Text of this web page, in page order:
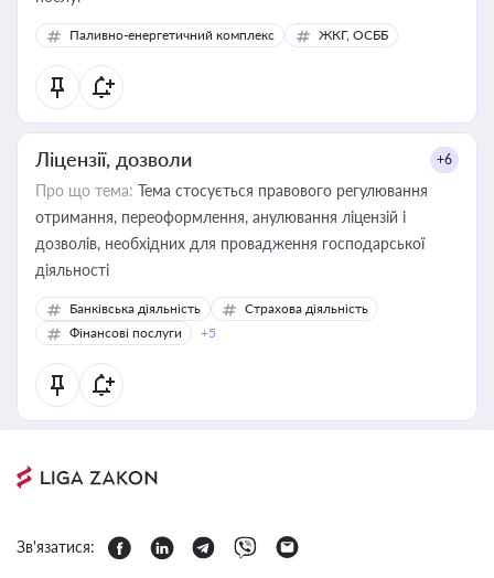
Паливно-енергетичний комплекс ЖКГ, ОСББ
Ліцензії, дозволи +6
Про що тема: Тема стосується правового регулювання
отримання, переоформлення, анулювання ліцензій і
дозволів, необхідних для провадження господарської
діяльності
Банківська діяльність
Страхова діяльність
Фінансові послуги
+5
Зв'язатися: